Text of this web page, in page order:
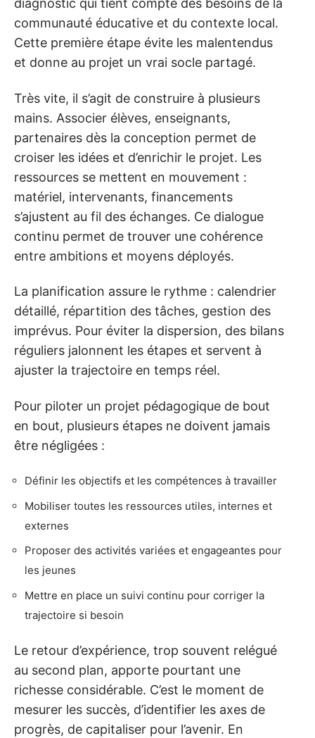
diagnostic qui tient compte des besoins de la
communauté éducative et du contexte local.
Cette première étape évite les malentendus
et donne au projet un vrai socle partagé.
Très vite, il s’agit de construire à plusieurs
mains. Associer élèves, enseignants,
partenaires dès la conception permet de
croiser les idées et d’enrichir le projet. Les
ressources se mettent en mouvement :
matériel, intervenants, financements
s’ajustent au fil des échanges. Ce dialogue
continu permet de trouver une cohérence
entre ambitions et moyens déployés.
La planification assure le rythme : calendrier
détaillé, répartition des tâches, gestion des
imprévus. Pour éviter la dispersion, des bilans
réguliers jalonnent les étapes et servent à
ajuster la trajectoire en temps réel.
Pour piloter un projet pédagogique de bout
en bout, plusieurs étapes ne doivent jamais
être négligées :
Définir les objectifs et les compétences à travailler
Mobiliser toutes les ressources utiles, internes et
externes
Proposer des activités variées et engageantes pour
les jeunes
Mettre en place un suivi continu pour corriger la
trajectoire si besoin
Le retour d’expérience, trop souvent relégué
au second plan, apporte pourtant une
richesse considérable. C’est le moment de
mesurer les succès, d’identifier les axes de
progrès, de capitaliser pour l’avenir. En